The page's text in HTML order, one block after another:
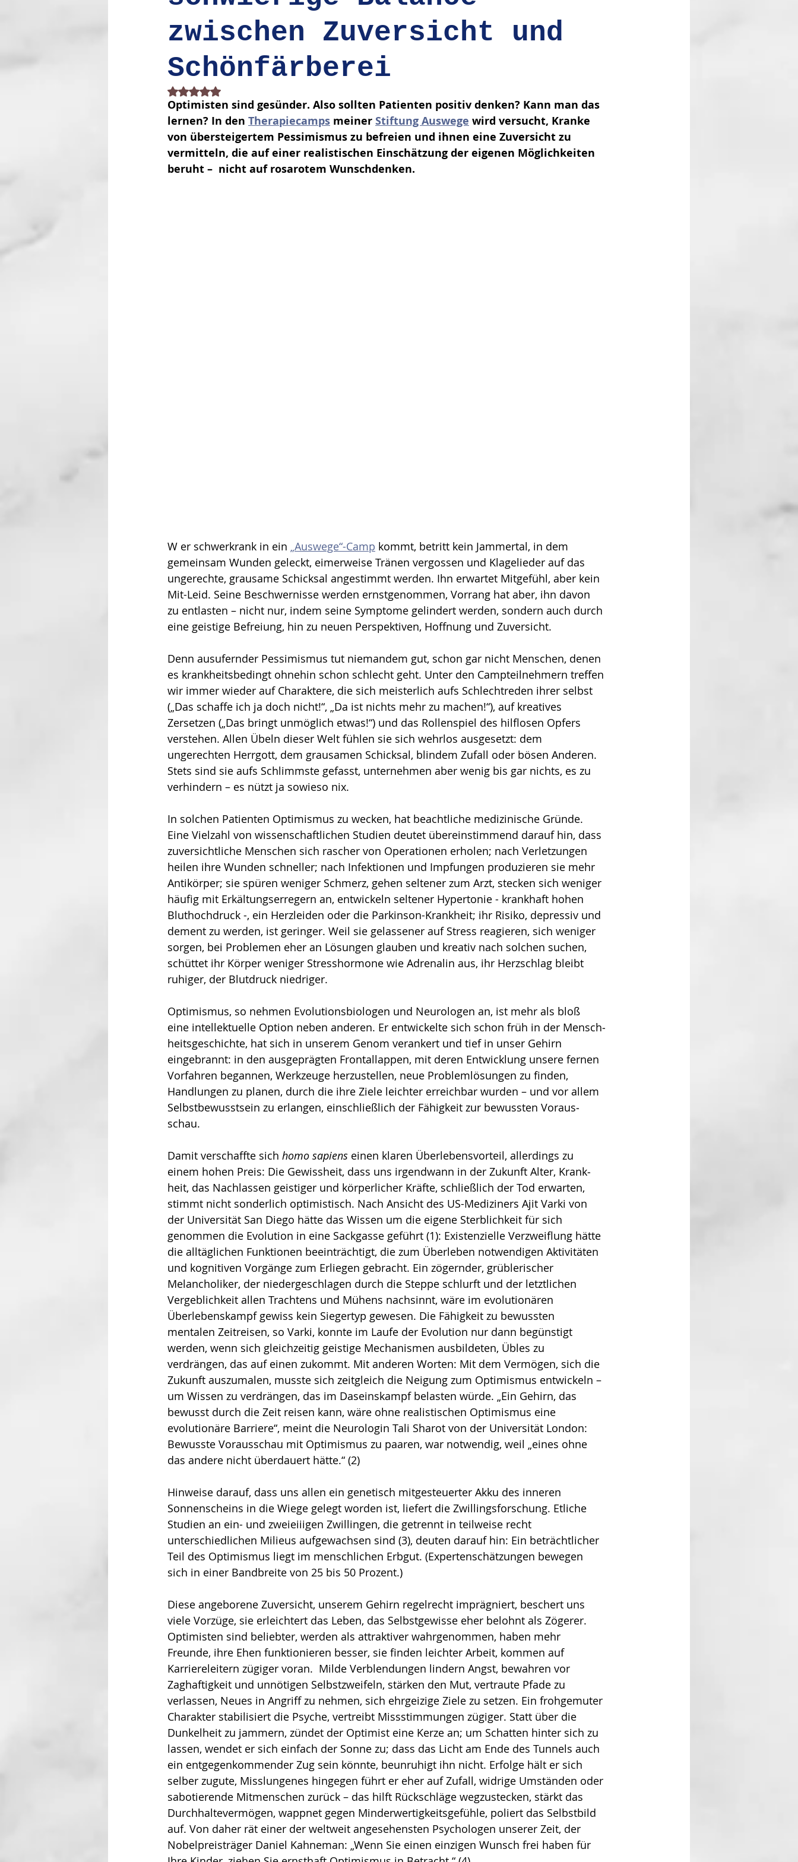
zwischen Zuversicht und
Schönfärberei
Mit NaN von 5 Sternen bewertet.
Optimisten sind gesünder. Also sollten Patienten positiv denken? Kann man das
lernen? In den Therapiecamps meiner Stiftung Auswege wird versucht, Kranke
von übersteigertem Pessimismus zu befreien und ihnen eine Zuversicht zu
vermitteln, die auf einer realistischen Einschätzung der eigenen Möglichkeiten
beruht –  nicht auf rosarotem Wunschdenken.
W er schwerkrank in ein „Auswege“-Camp kommt, betritt kein Jammertal, in dem
gemeinsam Wunden geleckt, eimerweise Tränen vergossen und Klagelieder auf das
ungerechte, grausame Schicksal angestimmt werden. Ihn erwartet Mitgefühl, aber kein
Mit-Leid. Seine Beschwernisse werden ernstgenommen, Vorrang hat aber, ihn davon
zu entlasten – nicht nur, indem seine Symptome gelindert werden, sondern auch durch
eine geistige Befreiung, hin zu neuen Perspektiven, Hoffnung und Zuversicht.
Denn ausufernder Pessimismus tut niemandem gut, schon gar nicht Menschen, denen
es krankheitsbedingt ohnehin schon schlecht geht. Unter den Campteilnehmern treffen
wir immer wieder auf Charaktere, die sich meisterlich aufs Schlechtreden ihrer selbst
(„Das schaffe ich ja doch nicht!“, „Da ist nichts mehr zu machen!“), auf krea­­tives
Zersetzen („Das bringt unmöglich etwas!“) und das Rollen­spiel des hilflosen Opfers
verstehen. Allen Übeln dieser Welt fühlen sie sich wehr­los ausgesetzt: dem
ungerechten Herr­gott, dem grausamen Schick­sal, blindem Zufall oder bösen Anderen.
Stets sind sie aufs Schlimm­­ste gefasst, unternehmen aber wenig bis gar nichts, es zu
verhindern – es nützt ja sowieso nix.
In solchen Patienten Optimismus zu wecken, hat beachtliche medizinische Gründe.
Eine Vielzahl von wissenschaftlichen Studien deutet übereinstimmend darauf hin, dass
zuversichtliche Menschen sich rascher von Operationen erholen; nach Verlet­zun­­gen
heilen ihre Wunden schneller; nach Infektionen und Impfungen produzieren sie mehr
Antikörper; sie spüren weniger Schmerz, gehen seltener zum Arzt, stecken sich weniger
häufig mit Erkältungserregern an, entwickeln seltener Hypertonie - krank­haft hohen
Bluthochdruck -, ein Herzleiden oder die Parkinson-Krankheit; ihr Risiko, depressiv und
dement zu werden, ist geringer. Weil sie gelassener auf Stress reagieren, sich weniger
sorgen, bei Problemen eher an Lösungen glauben und kreativ nach solchen suchen,
schüttet ihr Körper weniger Stresshormone wie Adrenalin aus, ihr Herzschlag bleibt
ruhiger, der Blutdruck niedriger.
Optimismus, so nehmen Evoluti­onsbiologen und Neurologen an, ist mehr als bloß
eine intellektuelle Option neben anderen. Er entwickelte sich schon früh in der Mensch­
heits­geschichte, hat sich in unserem Genom verankert und tief in unser Gehirn
eingebrannt: in den ausgeprägten Frontallappen, mit deren Ent­wicklung unsere fernen
Vorfah­ren begannen, Werkzeuge herzustellen, neue Problemlösungen zu finden,
Handlungen zu planen, durch die ihre Ziele leichter erreichbar wurden – und vor allem
Selbstbewusst­sein zu erlangen, einschließlich der Fähigkeit zur bewussten Vor­aus­
schau.
Damit verschaffte sich homo sapiens einen klaren Überlebensvorteil, allerdings zu
einem hohen Preis: Die Gewissheit, dass uns irgendwann in der Zukunft Alter, Krank­
heit, das Nachlassen geistiger und körperlicher Kräfte, schließlich der Tod erwarten,
stimmt nicht sonderlich optimistisch. Nach Ansicht des US-Mediziners Ajit Varki von
der Uni­versität San Diego hätte das Wis­sen um die eigene Sterblichkeit für sich
genommen die Evolu­tion in eine Sackgasse gef­ührt (1): Existenzielle Ver­zweif­­lung hätte
die all­täglichen Funk­tio­­nen beeinträchtigt, die zum Überleben not­wendigen Aktivi­tä­ten
und kognitiven Vorgänge zum Erlie­gen ge­bracht. Ein zö­gernder, grüblerischer
Melancholiker, der nie­dergeschlagen durch die Steppe schlurft und der letztlichen
Vergeb­lich­keit allen Trachtens und Mühens nachsinnt, wäre im evolutionären
Überlebenskampf gewiss kein Sie­ger­typ gewesen. Die Fähigkeit zu be­wussten
mentalen Zeitreisen, so Var­ki, konnte im Laufe der Evolu­tion nur dann begünstigt
werden, wenn sich gleichzeitig geistige Mecha­­nismen ausbildeten, Übles zu
verdrängen, das auf einen zukommt. Mit anderen Worten: Mit dem Ver­mö­gen, sich die
Zukunft auszumalen, musste sich zeitgleich die Nei­gung zum Optimismus entwickeln –
um Wissen zu verdrängen, das im Daseinskampf belasten würde. „Ein Gehirn, das
bewusst durch die Zeit reisen kann, wäre ohne realistischen Optimismus eine
evolutionäre Bar­riere“, meint die Neurologin Tali Sharot von der Universität London:
Bewusste Vorausschau mit Optimis­mus zu paaren, war notwendig, weil „eines ohne
das andere nicht überdauert hätte.“ (2)
Hinweise darauf, dass uns allen ein genetisch mitgesteuerter Akku des inneren
Sonnenscheins in die Wiege gelegt worden ist, liefert die Zwil­lings­forschung. Etliche
Studien an ein- und zweieiiigen Zwillingen, die getrennt in teilweise recht
unterschiedlichen Milieus aufgewachsen sind (3), deuten darauf hin: Ein be­trächtlicher
Teil des Optimismus liegt im menschlichen Erbgut. (Ex­per­tenschätzungen bewegen
sich in einer Bandbreite von 25 bis 50 Pro­zent.)
Diese angeborene Zuversicht, unserem Gehirn regelrecht imprägniert, beschert uns
viele Vorzüge, sie erleichtert das Leben, das Selbst­gewisse eher belohnt als Zögerer.
Optimisten sind beliebter, werden als attraktiver wahrgenommen, haben mehr
Freunde, ihre Ehen funktionieren besser, sie finden leichter Arbeit, kommen auf
Karriereleitern zügiger voran.  Milde Verblendungen lindern Angst, bewahren vor
Zaghaftigkeit und unnötigen Selbstzweifeln, stärken den Mut, vertraute Pfade zu
verlassen, Neues in Angriff zu nehmen, sich ehrgeizige Ziele zu setzen. Ein frohgemuter
Charakter stabilisiert die Psyche, vertreibt Missstimmun­gen zügiger. Statt über die
Dunkel­heit zu jammern, zündet der Opti­mist eine Kerze an; um Schatten hinter sich zu
lassen, wendet er sich einfach der Sonne zu; dass das Licht am Ende des Tunnels auch
ein entgegenkommender Zug sein könnte, beunruhigt ihn nicht. Erfolge hält er sich
selber zugute, Misslungenes hingegen führt er eher auf Zufall, widrige Umständen oder
sabotierende Mit­men­schen zurück – das hilft Rück­schläge wegzustecken, stärkt das
Durch­haltevermögen, wappnet ge­gen Minderwertigkeitsgefühle, po­liert das Selbstbild
auf. Von daher rät einer der weltweit angesehensten Psy­chologen unserer Zeit, der
Nobel­preisträger Daniel Kahneman: „Wenn Sie einen einzigen Wunsch frei haben für